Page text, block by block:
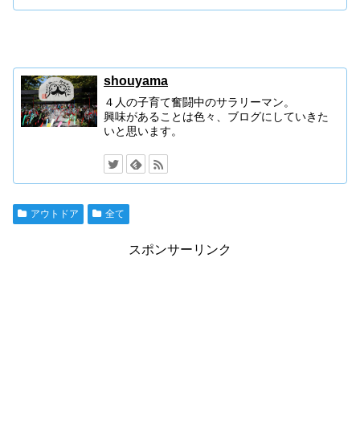
shouyama
４人の子育て奮闘中のサラリーマン。
興味があることは色々、ブログにしていきた
いと思います。
アウトドア 全て
スポンサーリンク